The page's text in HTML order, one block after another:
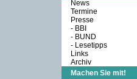
News
Termine
Presse
- BBI
- BUND
- Lesetipps
Links
Archiv
Machen Sie mit!